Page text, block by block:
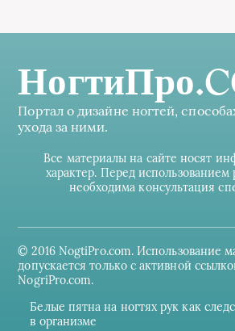
Портал о дизайне ногтей,
ухода за ними.
Все материалы на сайте носят
характер. Перед
необходима консультация
© 2016 NogtiPro.com. Использование
допускается только с активной
NogriPro.com.
Белые пятна на ногтях рук как
в организме